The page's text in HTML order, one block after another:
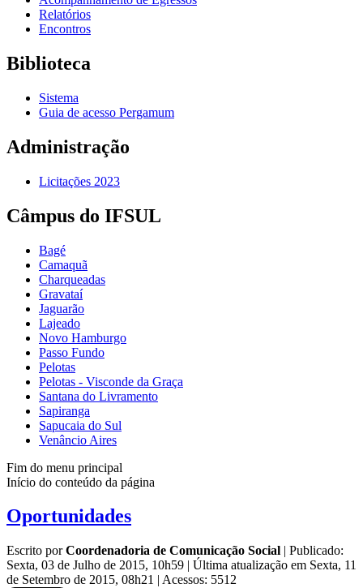
Relatórios
Encontros
Biblioteca
Sistema
Guia de acesso Pergamum
Administração
Licitações 2023
Câmpus do IFSUL
Bagé
Camaquã
Charqueadas
Gravataí
Jaguarão
Lajeado
Novo Hamburgo
Passo Fundo
Pelotas
Pelotas - Visconde da Graça
Santana do Livramento
Sapiranga
Sapucaia do Sul
Venâncio Aires
Fim do menu principal
Início do conteúdo da página
Oportunidades
Escrito porCoordenadoria de Comunicação Social | Publicado:
Sexta, 03 de Julho de 2015, 10h59 | Última atualização em Sexta, 11
de Setembro de 2015, 08h21 | Acessos: 5512